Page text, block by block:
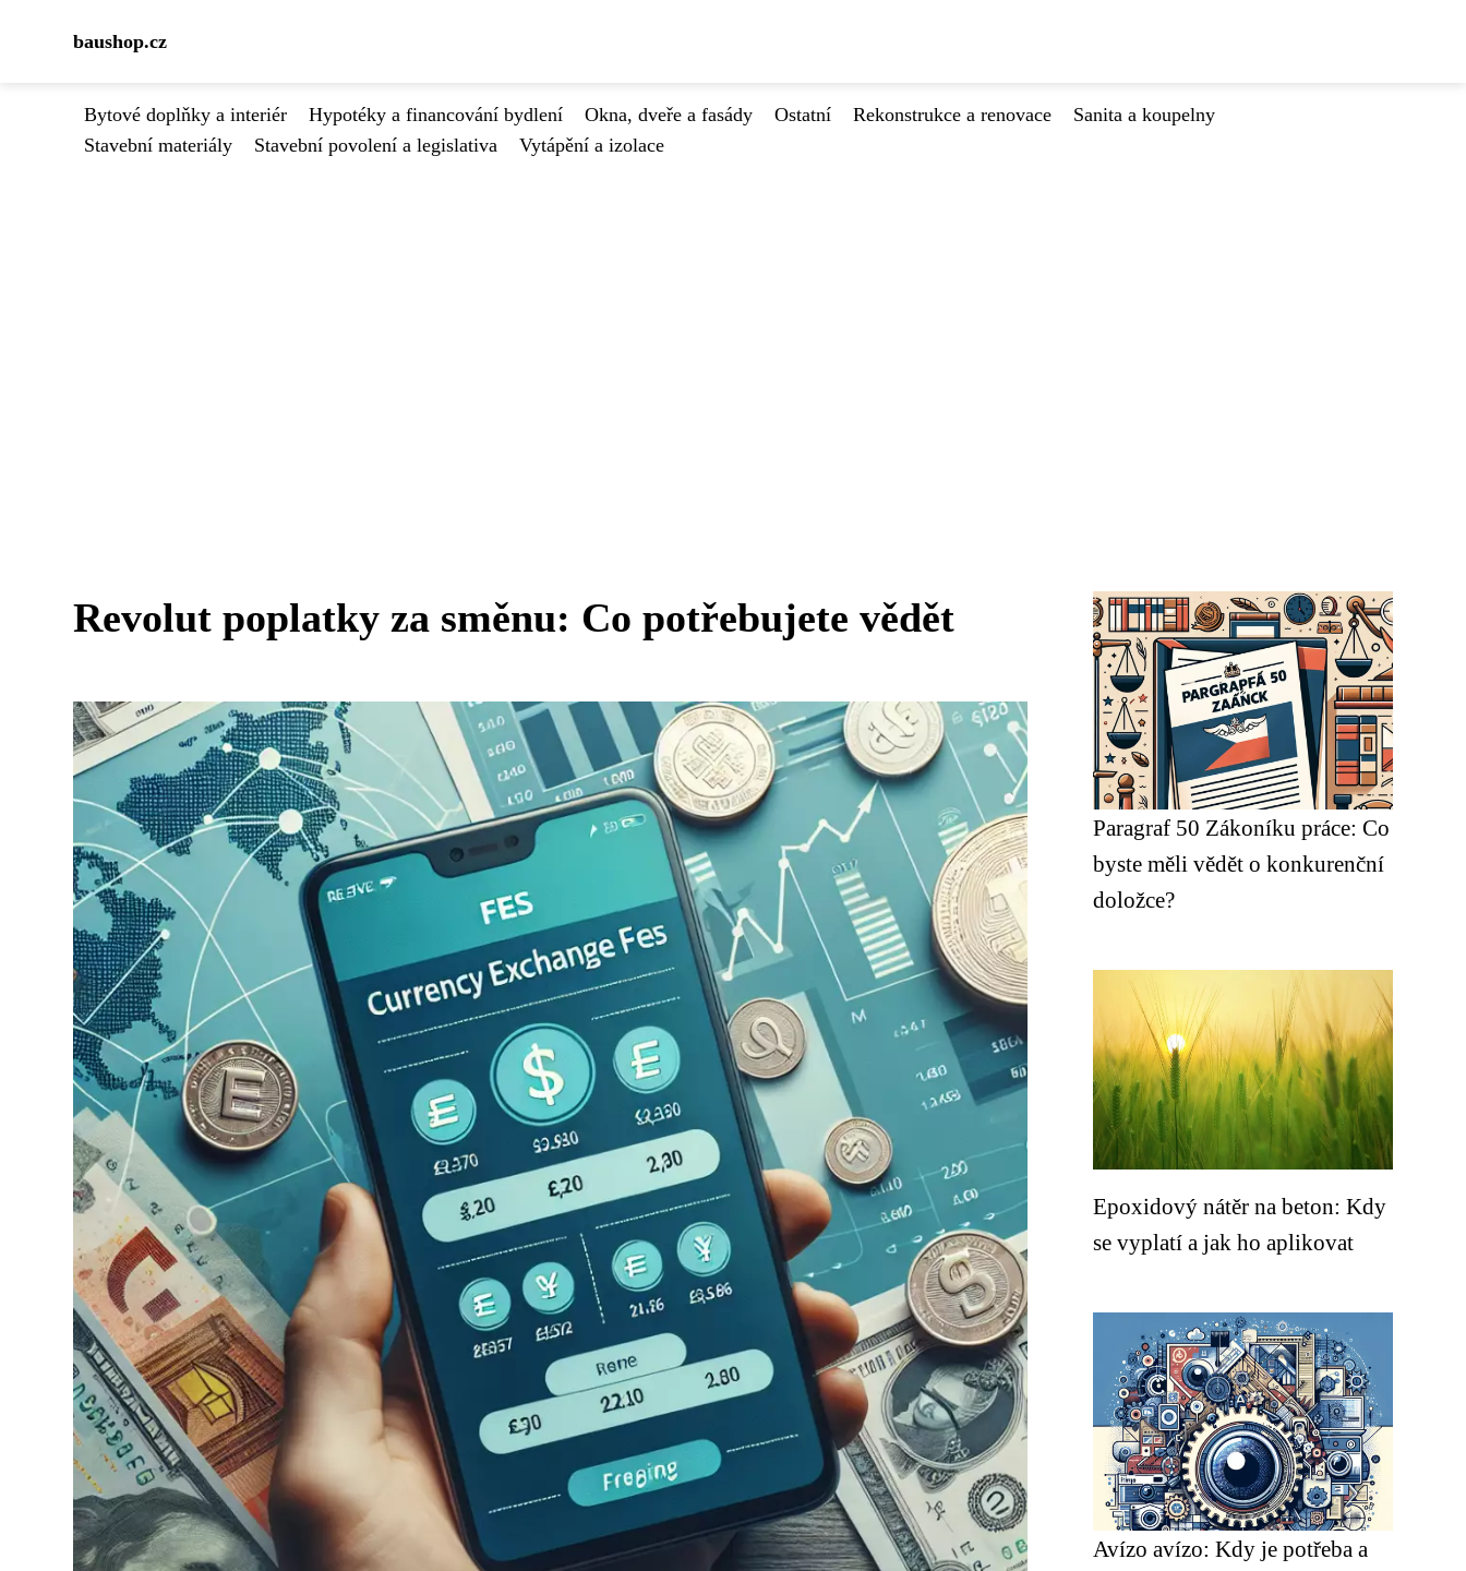
baushop.cz
Bytové doplňky a interiér Hypotéky a financování bydlení Okna, dveře a fasády Ostatní Rekonstrukce a renovace
Sanita a koupelny
Stavební materiály
Stavební povolení a legislativa Vytápění a izolace
Revolut poplatky za směnu: Co potřebujete vědět
Paragraf 50 Zákoníku práce: Co
byste měli vědět o konkurenční
doložce?
Epoxidový nátěr na beton: Kdy
se vyplatí a jak ho aplikovat
Avízo avízo: Kdy je potřeba a